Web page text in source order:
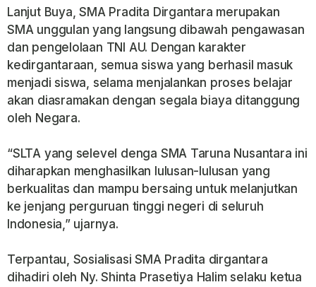
Lanjut Buya, SMA Pradita Dirgantara merupakan
SMA unggulan yang langsung dibawah pengawasan
dan pengelolaan TNI AU. Dengan karakter
kedirgantaraan, semua siswa yang berhasil masuk
menjadi siswa, selama menjalankan proses belajar
akan diasramakan dengan segala biaya ditanggung
oleh Negara.
“SLTA yang selevel denga SMA Taruna Nusantara ini
diharapkan menghasilkan lulusan-lulusan yang
berkualitas dan mampu bersaing untuk melanjutkan
ke jenjang perguruan tinggi negeri di seluruh
Indonesia,” ujarnya.
Terpantau, Sosialisasi SMA Pradita dirgantara
dihadiri oleh Ny. Shinta Prasetiya Halim selaku ketua